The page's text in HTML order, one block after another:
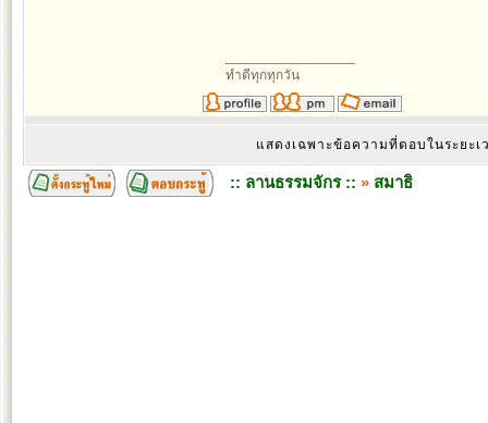
ทำดีทุกทุกวัน
แสดงเฉพาะข้อความที่ตอบในระยะ
:: ลานธรรมจักร :: » สมาธิ